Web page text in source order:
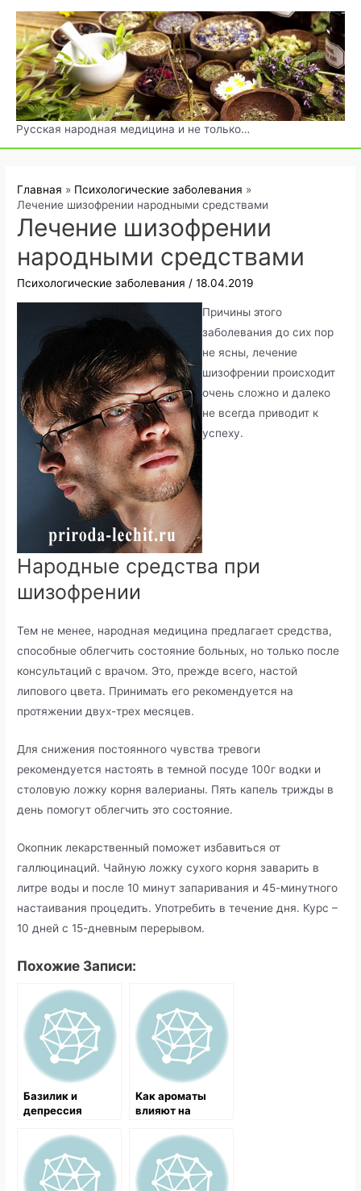
Перейти
содержимому
Русская народная медицина и не только…
Главная
Психологические заболевания
Лечение шизофрении народными средствами
Лечение шизофрении
народными средствами
Психологические заболевания /18.04.2019
Причины этого
заболевания до сих пор
не ясны, лечение
шизофрении происходит
очень сложно и далеко
не всегда приводит к
успеху.
Народные средства при
шизофрении
Тем не менее, народная медицина предлагает средства,
способные облегчить состояние больных, но только после
консультаций с врачом. Это, прежде всего, настой
липового цвета. Принимать его рекомендуется на
протяжении двух-трех месяцев.
Для снижения постоянного чувства тревоги
рекомендуется настоять в темной посуде 100г водки и
столовую ложку корня валерианы. Пять капель трижды в
день помогут облегчить это состояние.
Окопник лекарственный поможет избавиться от
галлюцинаций. Чайную ложку сухого корня заварить в
литре воды и после 10 минут запаривания и 45-минутного
настаивания процедить. Употребить в течение дня. Курс –
10 дней с 15-дневным перерывом.
Похожие Записи:
Базилик и
депрессия
Как ароматы
влияют на
здоровье?